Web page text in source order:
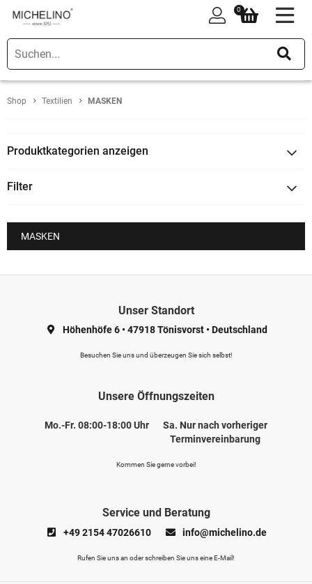
0
0
Shop Textilien MASKEN
Produktkategorien anzeigen
Filter
MASKEN
Unser Standort
Höhenhöfe 6 •47918 Tönisvorst •Deutschland
Besuchen Sie uns und überzeugen Sie sich selbst!
Unsere Öffnungszeiten
Mo.-Fr. 08:00-18:00 Uhr
Sa. Nur nach vorheriger
Terminvereinbarung
Kommen Sie gerne vorbei!
Service und Beratung
+49 2154 47026610 info@michelino.de
Rufen Sie uns an oder schreiben Sie uns eine E-Mail!